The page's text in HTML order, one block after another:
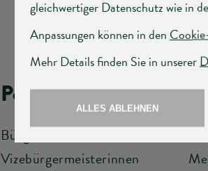
Freitag:
Politik
Bürgermeister
Vizebürgermeisterinnen